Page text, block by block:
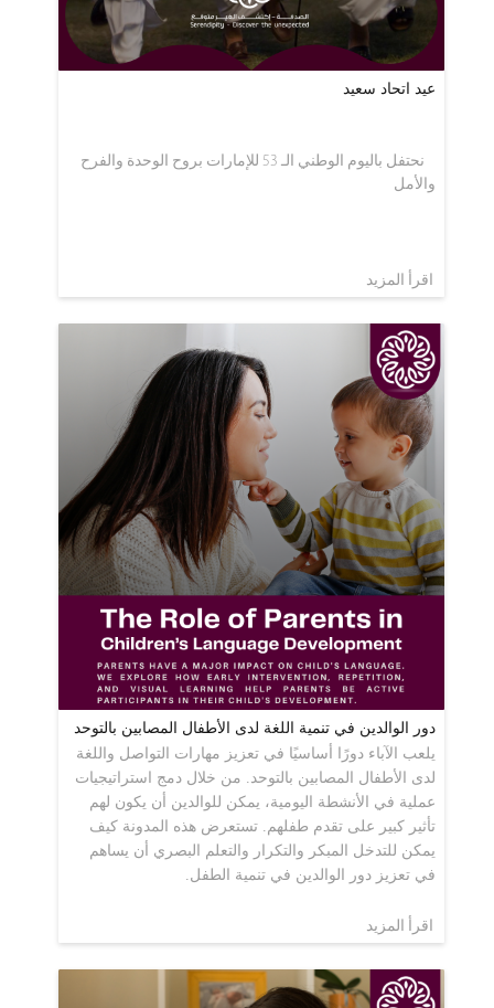
عيد اتحاد سعيد
نحتفل باليوم الوطني الـ 53 للإمارات بروح الوحدة والفرح
والأمل
اقرأ المزيد
دور الوالدين في تنمية اللغة لدى الأطفال المصابين بالتوحد
يلعب الآباء دورًا أساسيًا في تعزيز مهارات التواصل واللغة
لدى الأطفال المصابين بالتوحد. من خلال دمج استراتيجيات
عملية في الأنشطة اليومية، يمكن للوالدين أن يكون لهم
تأثير كبير على تقدم طفلهم. تستعرض هذه المدونة كيف
يمكن للتدخل المبكر والتكرار والتعلم البصري أن يساهم
في تعزيز دور الوالدين في تنمية الطفل.
اقرأ المزيد